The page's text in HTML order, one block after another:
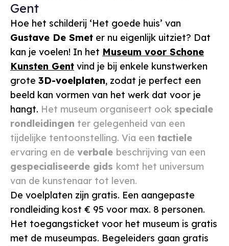
Gent
Hoe het schilderij ‘Het goede huis’ van
Gustave De Smet er nu eigenlijk uitziet? Dat
kan je voelen! In het Museum voor Schone
Kunsten Gent vind je bij enkele kunstwerken
grote 3D-voelplaten, zodat je perfect een
beeld kan vormen van het werk dat voor je
hangt. Het museum organiseert ook speciale
rondleidingen ter gelegenheid van een
tijdelijke tentoonstelling. Via een tactiele
ervaring en de verbale beschrijving van een
gespecialiseerde gids komt het universum
van de kunstenaar tot leven.
De voelplaten zijn gratis. Een aangepaste
rondleiding kost € 95 voor max. 8 personen.
Het toegangsticket voor het museum is gratis
met de museumpas. Begeleiders gaan gratis